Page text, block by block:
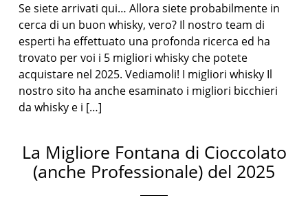
Se siete arrivati qui… Allora siete probabilmente in
cerca di un buon whisky, vero? Il nostro team di
esperti ha effettuato una profonda ricerca ed ha
trovato per voi i 5 migliori whisky che potete
acquistare nel 2025. Vediamoli! I migliori whisky Il
nostro sito ha anche esaminato i migliori bicchieri
da whisky e i […]
La Migliore Fontana di Cioccolato
(anche Professionale) del 2025